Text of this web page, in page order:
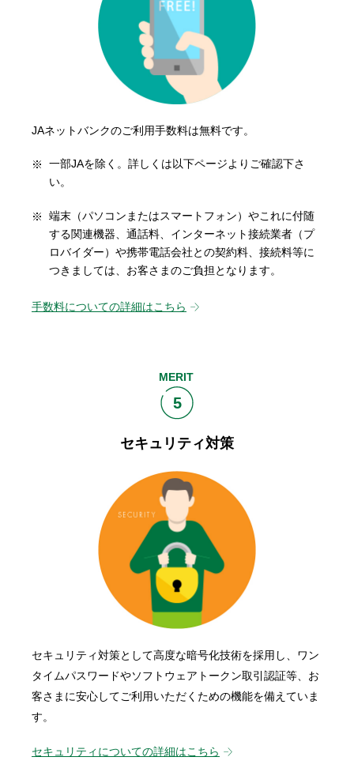
JAネットバンクのご利用手数料は無料です。
一部JAを除く。詳しくは以下ページよりご確認下さ
い。
端末（パソコンまたはスマートフォン）やこれに付随
する関連機器、通話料、インターネット接続業者（プ
ロバイダー）や携帯電話会社との契約料、接続料等に
つきましては、お客さまのご負担となります。
手数料についての詳細はこちら
MERIT
5
セキュリティ対策
セキュリティ対策として高度な暗号化技術を採用し、ワン
タイムパスワードやソフトウェアトークン取引認証等、お
客さまに安心してご利用いただくための機能を備えていま
す。
セキュリティについての詳細はこちら